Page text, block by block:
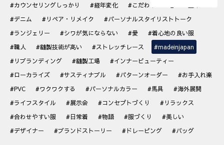
#カウンセリングしっかり #経年変化 #こだわりの生地
#デニム
#リペア・リメイク
#パーソナルスタイリストトーク
#ランジェリー
#シワが気にならない #愛
#着心地の良い服
#職人
#縫製技術が高い #ストレッチレース
#madeinjapan
#リブランディング
#縫製工場
#インナービューティー
#ローカライズ
#サスティナブル #パターンオーダー
#お手入れ楽
#PVC
#ワクワクする #パーソナルカラー #馬具
#海外展開
#ライフスタイル
#展示会 #コンセプトづくり
#リラックス
#合わせやすい服
#日常着 #物語 #服づくり
#美しい
#デザイナー
#ブランドストーリー #ドレーピング #バッグ